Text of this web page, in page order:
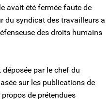
avait été fermée faute de
du syndicat des travailleurs a
des droits humains
par le chef du
sur les publications de
de prétendues